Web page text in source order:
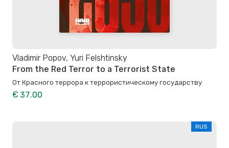
Vladimir Popov, Yuri Felshtinsky
From the Red Terror to a Terrorist State
От Красного террора к террористическому государству
€ 37.00
RUS